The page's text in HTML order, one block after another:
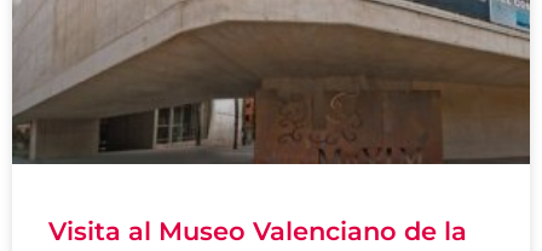
Visita al Museo Valenciano de la